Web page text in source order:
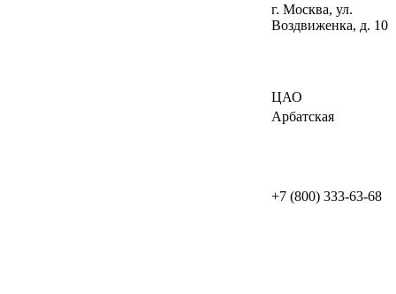
г. Москва, ул.
Воздвиженка, д. 10
ЦАО
Арбатская
+7 (800) 333-63-68